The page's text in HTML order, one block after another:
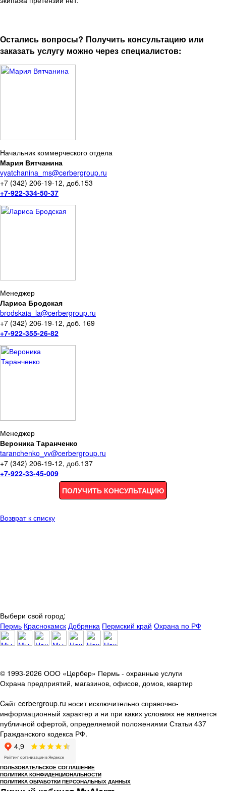
Остались вопросы? Получить консультацию или
заказать услугу можно через специалистов:
Начальник коммерческого отдела
Мария Вятчанина
vyatchanina_ms@cerbergroup.ru
+7 (342) 206-19-12, доб.153
+7-922-334-50-37
Менеджер
Лариса Бродская
brodskaia_la@cerbergroup.ru
+7 (342) 206-19-12, доб. 169
+7-922-355-26-82
Менеджер
Вероника Таранченко
taranchenko_vv@cerbergroup.ru
+7 (342) 206-19-12, доб.137
+7-922-33-45-009
ПОЛУЧИТЬ КОНСУЛЬТАЦИЮ
Возврат к списку
Выбери свой город:
Пермь Краснокамск Добрянка Пермский край Охрана по РФ
© 1993-2026 ООО «Цербер» Пермь - охранные услуги
Охрана предприятий, магазинов, офисов, домов, квартир
Cайт cerbergroup.ru носит исключительно справочно-
информационный характер и ни при каких условиях не является
публичной офертой, определяемой положениями Статьи 437
Гражданского кодекса РФ.
ПОЛЬЗОВАТЕЛЬСКОЕ СОГЛАШЕНИЕ
ПОЛИТИКА КОНФИДЕНЦИОНАЛЬНОСТИ
ПОЛИТИКА ОБРАБОТКИ ПЕРСОНАЛЬНЫХ ДАННЫХ